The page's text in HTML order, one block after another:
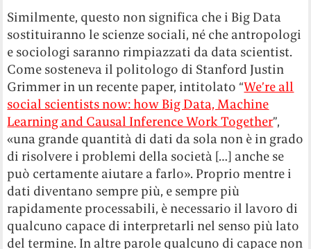
Similmente, questo non significa che i Big Data
sostituiranno le scienze sociali, né che antropologi
e sociologi saranno rimpiazzati da data scientist.
Come sosteneva il politologo di Stanford Justin
Grimmer in un recente paper, intitolato “We’re all
social scientists now: how Big Data, Machine
Learning and Causal Inference Work Together”,
«una grande quantità di dati da sola non è in grado
di risolvere i problemi della società […] anche se
può certamente aiutare a farlo». Proprio mentre i
dati diventano sempre più, e sempre più
rapidamente processabili, è necessario il lavoro di
qualcuno capace di interpretarli nel senso più lato
del termine. In altre parole qualcuno di capace non